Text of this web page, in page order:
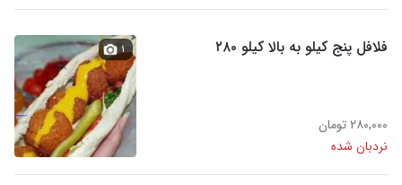
فلافل پنج کیلو به بالا کیلو ۲۸۰
۲۸۰,۰۰۰ تومان
نردبان شده
۱